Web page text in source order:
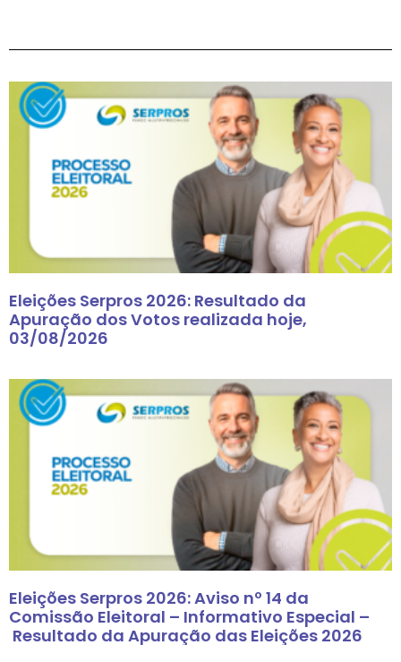
Eleições Serpros 2026: Resultado da
Apuração dos Votos realizada hoje,
03/08/2026
Eleições Serpros 2026: Aviso nº 14 da
Comissão Eleitoral – Informativo Especial –
Resultado da Apuração das Eleições 2026